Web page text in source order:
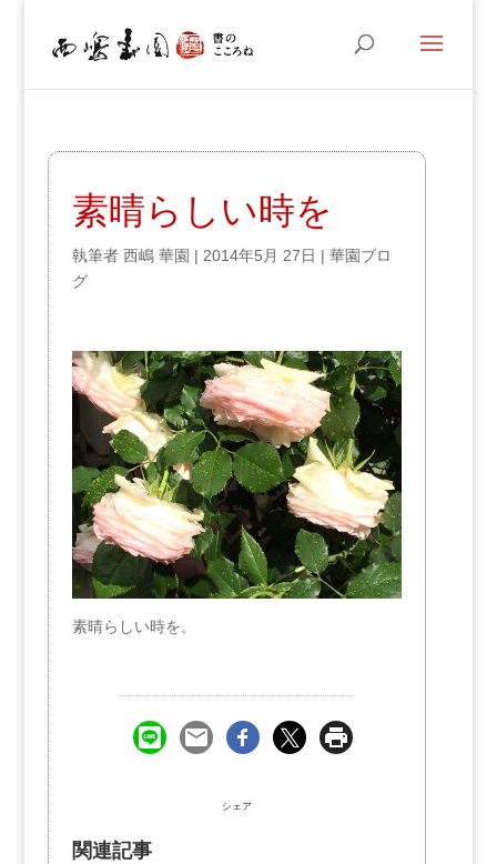
素晴らしい時を
執筆者 西嶋 華園 | 2014年5月 27日 | 華園ブロ
グ
素晴らしい時を。
シェア
関連記事